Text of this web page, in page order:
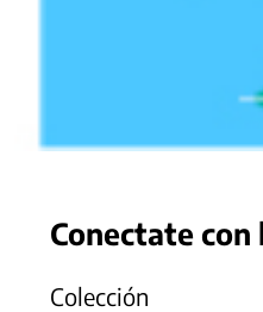
Conectate con
Colección